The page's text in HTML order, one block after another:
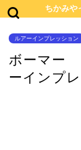
ちかみや
ルアーインプレッション
ボーマー
ーインプ